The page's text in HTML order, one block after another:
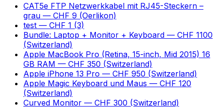
CAT5e FTP Netzwerkkabel mit RJ45-Steckern –
grau — CHF 9 (Oerlikon)
test — CHF 1 (3)
Bundle: Laptop + Monitor + Keyboard — CHF 1100
(Switzerland)
Apple MacBook Pro (Retina, 15-inch, Mid 2015) 16
GB RAM — CHF 350 (Switzerland)
Apple iPhone 13 Pro — CHF 950 (Switzerland)
Apple Magic Keyboard und Maus — CHF 120
(Switzerland)
Curved Monitor — CHF 300 (Switzerland)